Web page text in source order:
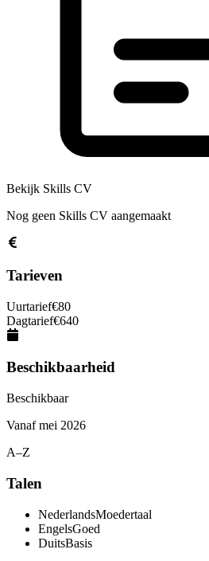
Bekijk Skills CV
Nog geen Skills CV aangemaakt
Tarieven
Uurtarief€80
Dagtarief€640
Beschikbaarheid
Beschikbaar
Vanaf mei 2026
A–Z
Talen
NederlandsMoedertaal
EngelsGoed
DuitsBasis